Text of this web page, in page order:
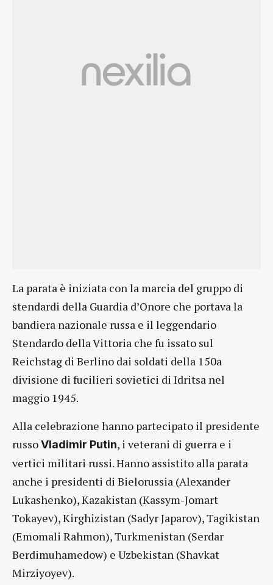
La parata è iniziata con la marcia del gruppo di
stendardi della Guardia d’Onore che portava la
bandiera nazionale russa e il leggendario
Stendardo della Vittoria che fu issato sul
Reichstag di Berlino dai soldati della 150a
divisione di fucilieri sovietici di Idritsa nel
maggio 1945.
Alla celebrazione hanno partecipato il presidente
russoVladimir Putin, i veterani di guerra e i
vertici militari russi. Hanno assistito alla parata
anche i presidenti di Bielorussia (Alexander
Lukashenko), Kazakistan (Kassym-Jomart
Tokayev), Kirghizistan (Sadyr Japarov), Tagikistan
(Emomali Rahmon), Turkmenistan (Serdar
Berdimuhamedow) e Uzbekistan (Shavkat
Mirziyoyev).